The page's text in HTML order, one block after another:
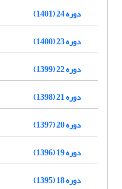
دوره 24 (1401)
دوره 23 (1400)
دوره 22 (1399)
دوره 21 (1398)
دوره 20 (1397)
دوره 19 (1396)
دوره 18 (1395)